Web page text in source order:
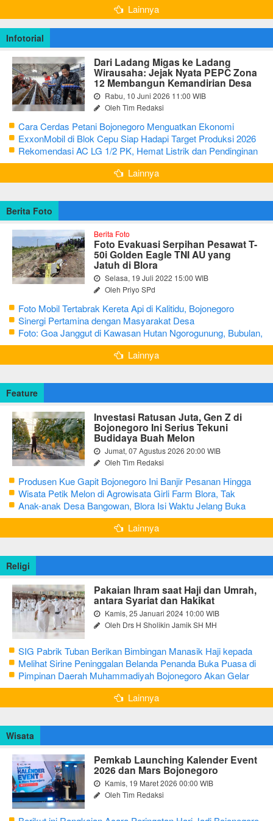
Lainnya
Infotorial
Dari Ladang Migas ke Ladang
Wirausaha: Jejak Nyata PEPC Zona
12 Membangun Kemandirian Desa
Rabu, 10 Juni 2026 11:00 WIB
Oleh Tim Redaksi
Cara Cerdas Petani Bojonegoro Menguatkan Ekonomi
Keluarga
ExxonMobil di Blok Cepu Siap Hadapi Target Produksi 2026
Rekomendasi AC LG 1/2 PK, Hemat Listrik dan Pendinginan
Maksimal
Lainnya
Berita Foto
Berita Foto
Foto Evakuasi Serpihan Pesawat T-
50i Golden Eagle TNI AU yang
Jatuh di Blora
Selasa, 19 Juli 2022 15:00 WIB
Oleh Priyo SPd
Foto Mobil Tertabrak Kereta Api di Kalitidu, Bojonegoro
Sinergi Pertamina dengan Masyarakat Desa
Foto: Goa Janggut di Kawasan Hutan Ngorogunung, Bubulan,
Bojonegoro
Lainnya
Feature
Investasi Ratusan Juta, Gen Z di
Bojonegoro Ini Serius Tekuni
Budidaya Buah Melon
Jumat, 07 Agustus 2026 20:00 WIB
Oleh Tim Redaksi
Produsen Kue Gapit Bojonegoro Ini Banjir Pesanan Hingga
Puluhan Juta di Bulan Ramadan
Wisata Petik Melon di Agrowisata Girli Farm Blora, Tak
Sampai 5 Hari Sudah Ludes Terjual
Anak-anak Desa Bangowan, Blora Isi Waktu Jelang Buka
Puasa dengan Latihan Gamelan
Lainnya
Religi
Pakaian Ihram saat Haji dan Umrah,
antara Syariat dan Hakikat
Kamis, 25 Januari 2024 10:00 WIB
Oleh Drs H Sholikin Jamik SH MH
SIG Pabrik Tuban Berikan Bimbingan Manasik Haji kepada
CJH Kabupaten Tuban
Melihat Sirine Peninggalan Belanda Penanda Buka Puasa di
Pendopo Bupati Blora
Pimpinan Daerah Muhammadiyah Bojonegoro Akan Gelar
Salat Iduladha 9 Juli 2022
Lainnya
Wisata
Pemkab Launching Kalender Event
2026 dan Mars Bojonegoro
Kamis, 19 Maret 2026 00:00 WIB
Oleh Tim Redaksi